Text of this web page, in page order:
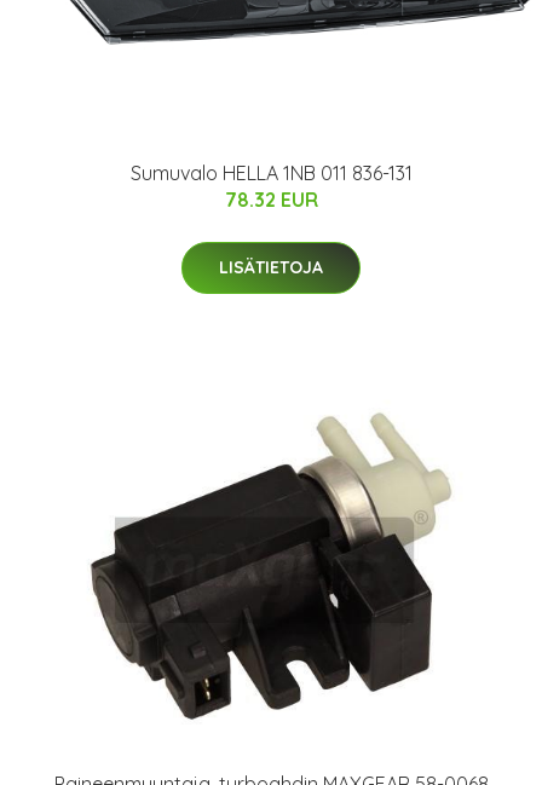
Sumuvalo HELLA 1NB 011 836-131
78.32 EUR
LISÄTIETOJA